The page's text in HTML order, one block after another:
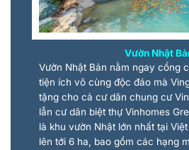
Vườn Nhật
Vườn Nhật Bản nằm ngay cổng
tiện ích vô cùng độc đáo mà
tặng cho cả cư dân chung cư
lẫn cư dân biệt thự Vinhomes
là khu vườn Nhật lớn nhất tại
lên tới 6 ha, bao gồm các hạng